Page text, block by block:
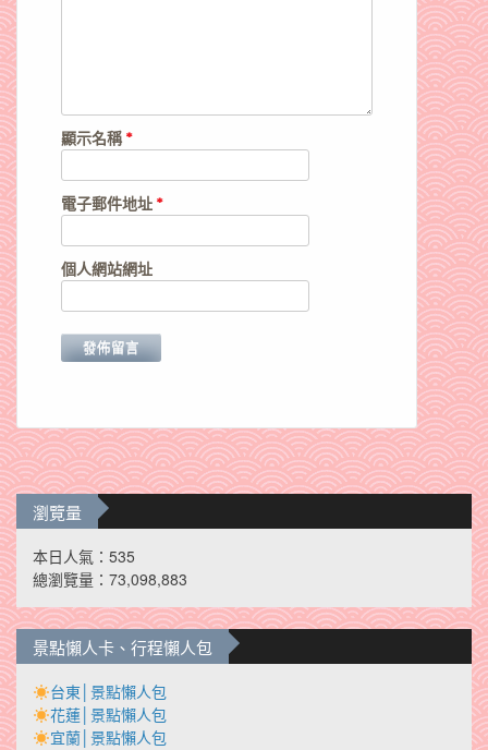
顯示名稱*
電子郵件地址 *
個人網站網址
瀏覽量
本日人氣：535
總瀏覽量：73,098,883
景點懶人卡、行程懶人包
台東│景點懶人包
花蓮│景點懶人包
宜蘭│景點懶人包